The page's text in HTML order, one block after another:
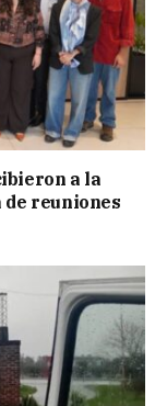
a la
de reuniones